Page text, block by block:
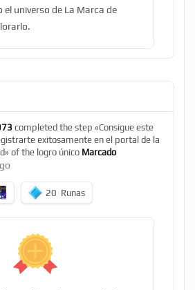
universo de La Marca de
completed the step «Consigue este
exitosamente en el portal de la
of the logro único Marcado
20 Runas